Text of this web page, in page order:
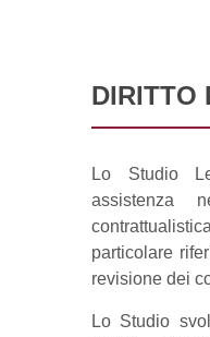
DIRITTO
Lo Studio
assistenza
particolare
revisione dei
Lo Studio